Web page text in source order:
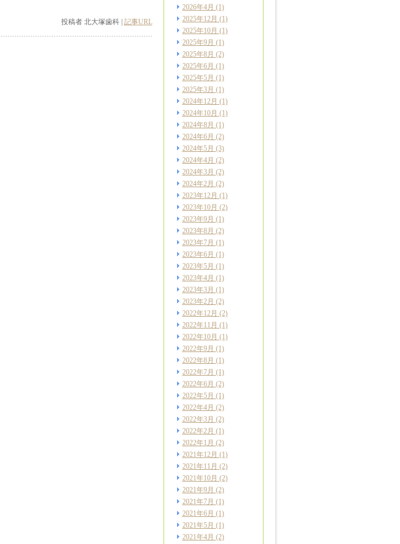
投稿者 北大塚歯科 | 記事URL
2026年4月 (1)
2025年12月 (1)
2025年10月 (1)
2025年9月 (1)
2025年8月 (2)
2025年6月 (1)
2025年5月 (1)
2025年3月 (1)
2024年12月 (1)
2024年10月 (1)
2024年8月 (1)
2024年6月 (2)
2024年5月 (3)
2024年4月 (2)
2024年3月 (2)
2024年2月 (2)
2023年12月 (1)
2023年10月 (2)
2023年9月 (1)
2023年8月 (2)
2023年7月 (1)
2023年6月 (1)
2023年5月 (1)
2023年4月 (1)
2023年3月 (1)
2023年2月 (2)
2022年12月 (2)
2022年11月 (1)
2022年10月 (1)
2022年9月 (1)
2022年8月 (1)
2022年7月 (1)
2022年6月 (2)
2022年5月 (1)
2022年4月 (2)
2022年3月 (2)
2022年2月 (1)
2022年1月 (2)
2021年12月 (1)
2021年11月 (2)
2021年10月 (2)
2021年9月 (2)
2021年7月 (1)
2021年6月 (1)
2021年5月 (1)
2021年4月 (2)